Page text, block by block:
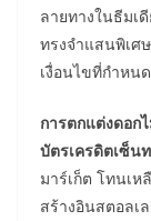
ลายทางในธีมเ
ทรงจำแสนพิเศ
เงื่อนไขที่กำหน
การตกแต่งดอก
บัตรเครดิตเซ็น
มาร์เก็ต โทนเ
สร้างอินสตอลเ